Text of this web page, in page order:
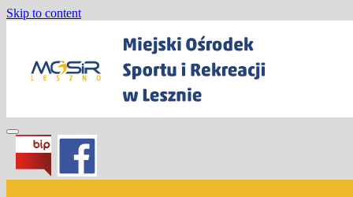
Skip to content
Miejski Ośrodek Sportu i Rekreacji w
Lesznie